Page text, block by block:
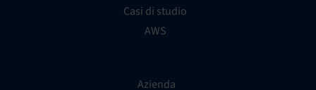
Casi di studio
AWS
Azienda